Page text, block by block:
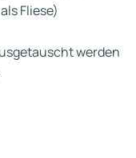
Fliese)
werden